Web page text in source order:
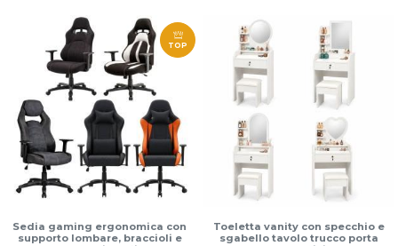
TOP
Sedia gaming ergonomica con
supporto lombare, braccioli e
Toeletta vanity con specchio e
sgabello tavolo trucco porta